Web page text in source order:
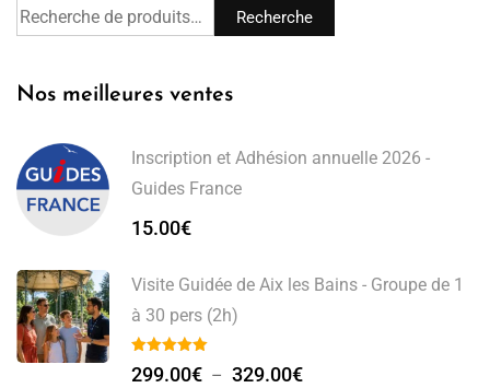
Recherche
Nos meilleures ventes
Inscription et Adhésion annuelle 2026 -
Guides France
15.00€
Visite Guidée de Aix les Bains - Groupe de 1
à 30 pers (2h)
299.00€ – 329.00€